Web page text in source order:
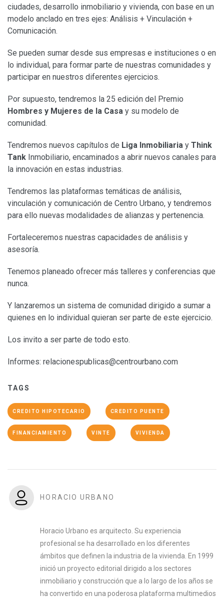
ciudades, desarrollo inmobiliario y vivienda, con base en un
modelo anclado en tres ejes: Análisis + Vinculación +
Comunicación.
Se pueden sumar desde sus empresas e instituciones o en
lo individual, para formar parte de nuestras comunidades y
participar en nuestros diferentes ejercicios.
Por supuesto, tendremos la 25 edición del Premio
Hombres y Mujeres de la Casa y su modelo de
comunidad.
Tendremos nuevos capítulos de Liga Inmobiliaria y Think
Tank Inmobiliario, encaminados a abrir nuevos canales para
la innovación en estas industrias.
Tendremos las plataformas temáticas de análisis,
vinculación y comunicación de Centro Urbano, y tendremos
para ello nuevas modalidades de alianzas y pertenencia.
Fortaleceremos nuestras capacidades de análisis y
asesoría.
Tenemos planeado ofrecer más talleres y conferencias que
nunca.
Y lanzaremos un sistema de comunidad dirigido a sumar a
quienes en lo individual quieran ser parte de este ejercicio.
Los invito a ser parte de todo esto.
Informes: relacionespublicas@centrourbano.com
TAGS
CREDITO HIPOTECARIO CREDITO PUENTE
FINANCIAMIENTO VINTE VIVIENDA
HORACIO URBANO
Horacio Urbano es arquitecto. Su experiencia
profesional se ha desarrollado en los diferentes
ámbitos que definen la industria de la vivienda. En 1999
inició un proyecto editorial dirigido a los sectores
inmobiliario y construcción que a lo largo de los años se
ha convertido en una poderosa plataforma multimedios